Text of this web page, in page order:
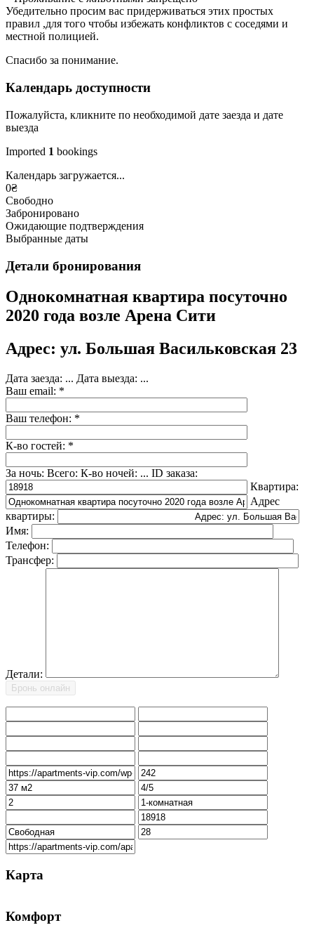
Убедительно просим вас придерживаться этих простых
правил ,для того чтобы избежать конфликтов с соседями и
местной полицией.
Спасибо за понимание.
Календарь доступности
Пожалуйста, кликните по необходимой дате заезда и дате
выезда
Imported 1 bookings
Календарь загружается...
0₴
Свободно
Забронировано
Ожидающие подтверждения
Выбранные даты
Детали бронирования
Однокомнатная квартира посуточно
2020 года возле Арена Сити
Адрес: ул. Большая Васильковская 23
Дата заезда: ... Дата выезда: ...
Ваш email: *
Ваш телефон: *
К-во гостей: *
За ночь: Всего: К-во ночей: ... ID заказа:
Квартира:
Адрес
квартиры:
Имя:
Телефон:
Трансфер:
Детали:
Карта
Комфорт